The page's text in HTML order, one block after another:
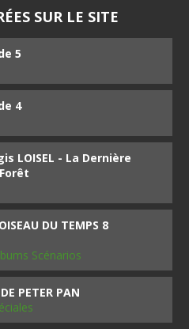
SUR LE SITE
5
4
LOISEL - La Dernière
DU TEMPS 8
Scénarios
PETER PAN